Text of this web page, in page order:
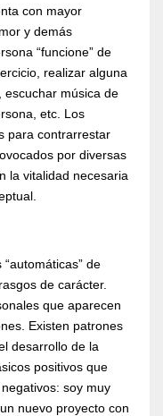
con mayor
y demás
“funcione” de
realizar alguna
escuchar música de
etc. Los
para contrarrestar
por diversas
la vitalidad necesaria
de
de carácter.
que aparecen
Existen patrones
desarrollo de la
positivos que
soy muy
nuevo proyecto con